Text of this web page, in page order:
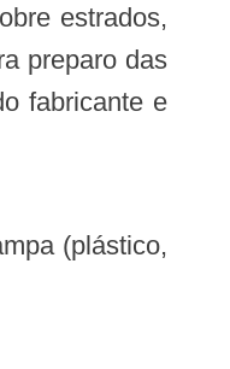
estrados,
preparo das
fabricante e